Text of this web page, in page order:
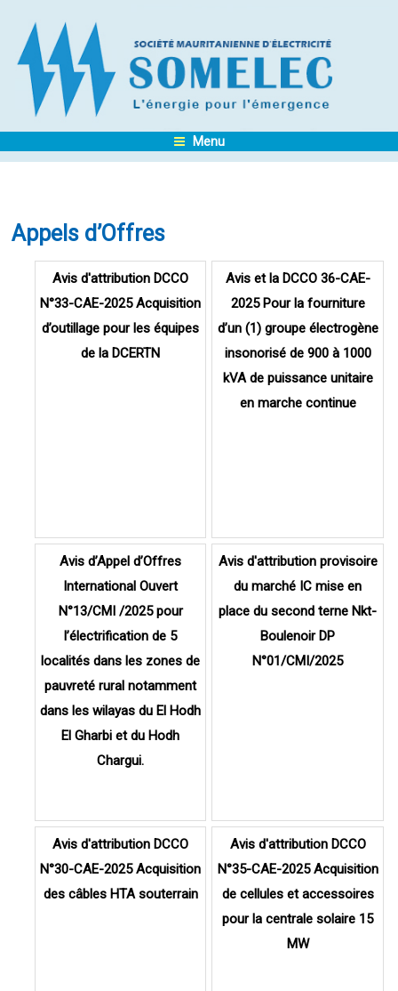
Menu
Appels d’Offres
Avis et la DCCO 36-CAE-
2025 Pour la fourniture
d’un (1) groupe électrogène
insonorisé de 900 à 1000
kVA de puissance unitaire
en marche continue
Avis d'attribution DCCO
N°33-CAE-2025 Acquisition
d’outillage pour les équipes
de la DCERTN
Avis d'attribution provisoire
du marché IC mise en
place du second terne Nkt-
Boulenoir DP
N°01/CMI/2025
Avis d’Appel d’Offres
International Ouvert
N°13/CMI /2025 pour
l’électrification de 5
localités dans les zones de
pauvreté rural notamment
dans les wilayas du El Hodh
El Gharbi et du Hodh
Chargui.
Avis d'attribution DCCO
N°35-CAE-2025 Acquisition
de cellules et accessoires
pour la centrale solaire 15
MW
Avis d'attribution DCCO
N°30-CAE-2025 Acquisition
des câbles HTA souterrain
Pages